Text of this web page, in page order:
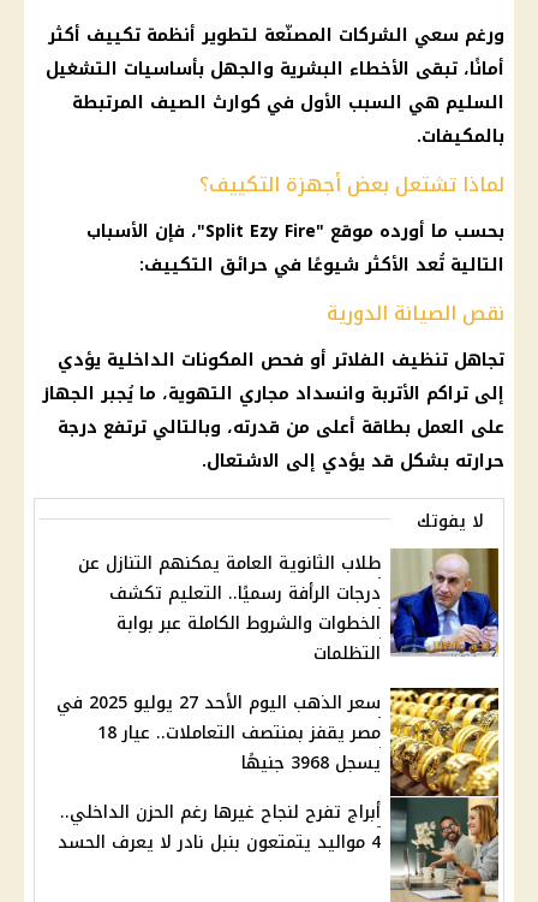
ورغم سعي الشركات المصنّعة لتطوير أنظمة تكييف أكثر
أمانًا، تبقى الأخطاء البشرية والجهل بأساسيات التشغيل
السليم هي السبب الأول في كوارث الصيف المرتبطة
بالمكيفات.
لماذا تشتعل بعض أجهزة التكييف؟
بحسب ما أورده موقع "Split Ezy Fire"، فإن الأسباب
التالية تُعد الأكثر شيوعًا في حرائق التكييف:
نقص الصيانة الدورية
تجاهل تنظيف الفلاتر أو فحص المكونات الداخلية يؤدي
إلى تراكم الأتربة وانسداد مجاري التهوية، ما يُجبر الجهاز
على العمل بطاقة أعلى من قدرته، وبالتالي ترتفع درجة
حرارته بشكل قد يؤدي إلى الاشتعال.
لا يفوتك
طلاب الثانوية العامة يمكنهم التنازل عن
درجات الرأفة رسميًا.. التعليم تكشف
الخطوات والشروط الكاملة عبر بوابة
التظلمات
سعر الذهب اليوم الأحد 27 يوليو 2025 في
مصر يقفز بمنتصف التعاملات.. عيار 18
يسجل 3968 جنيهًا
أبراج تفرح لنجاح غيرها رغم الحزن الداخلي..
4 مواليد يتمتعون بنبل نادر لا يعرف الحسد